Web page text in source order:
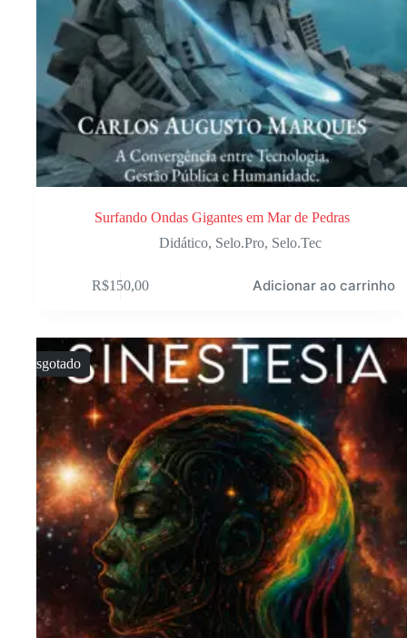
Surfando Ondas Gigantes em Mar de Pedras
Didático, Selo.Pro, Selo.Tec
R$150,00 Adicionar ao carrinho
Esgotado